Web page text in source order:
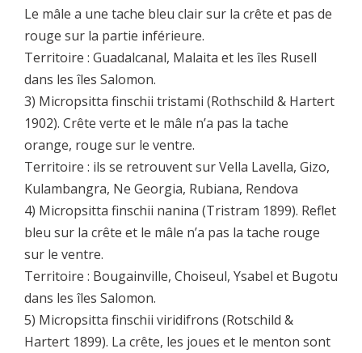
Le mâle a une tache bleu clair sur la crête et pas de
rouge sur la partie inférieure.
Territoire : Guadalcanal, Malaita et les îles Rusell
dans les îles Salomon.
3) Micropsitta finschii tristami (Rothschild & Hartert
1902). Crête verte et le mâle n’a pas la tache
orange, rouge sur le ventre.
Territoire : ils se retrouvent sur Vella Lavella, Gizo,
Kulambangra, Ne Georgia, Rubiana, Rendova
4) Micropsitta finschii nanina (Tristram 1899). Reflet
bleu sur la crête et le mâle n’a pas la tache rouge
sur le ventre.
Territoire : Bougainville, Choiseul, Ysabel et Bugotu
dans les îles Salomon.
5) Micropsitta finschii viridifrons (Rotschild &
Hartert 1899). La crête, les joues et le menton sont